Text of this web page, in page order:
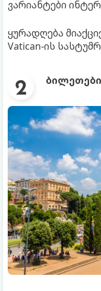
ვარიანტები
ყურადღება
Vatican-ის